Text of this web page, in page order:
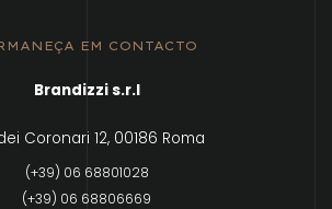
EM CONTACTO
Brandizzi s.r.l
Coronari 12, 00186 Roma
(+39) 06 68801028
(+39) 06 68806669